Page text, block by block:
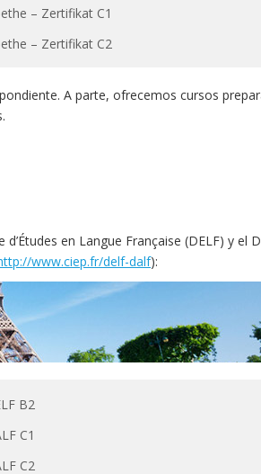
– Zertifikat C1
– Zertifikat C2
A parte, ofrecemos cursos
en Langue Française (DELF) y el
www.ciep.fr/delf-dalf):
B2
C1
C2